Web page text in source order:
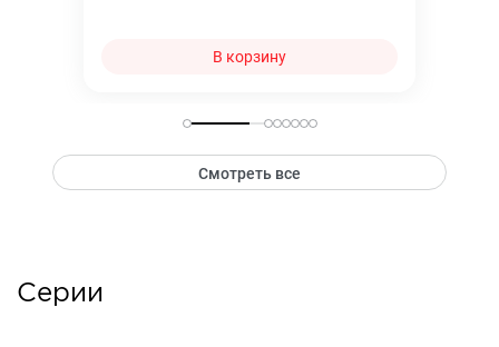
В корзину
Смотреть все
Серии